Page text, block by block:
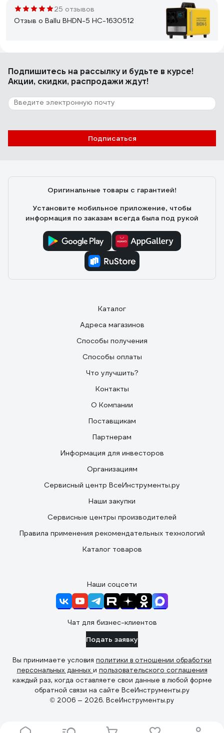
25 отзывов
Отзыв о Ballu BHDN-5 НС-1630512
Не прямой нагрев. Можно использовать в помещении.
Запаха нет.
Отзыв о Ресанта ТЭП-3000К
Заказал еще 2 другу в строящийся дом на первую
Подпишитесь на рассылкуи будьте в курсе!
Акции, скидки, распродажи ждут!
Подписаться
Оригинальные товары с гарантией!
Установите мобильное приложение, чтобы
информация по заказам всегда была под рукой
Каталог
Адреса магазинов
Способы получения
Способы оплаты
Что улучшить?
Контакты
О Компании
Поставщикам
Партнерам
Информация для инвесторов
Организациям
Сервисный центр ВсеИнструменты.ру
Наши закупки
Сервисные центры производителей
Правила применения рекомендательных технологий
Каталог товаров
Наши соцсети
Чат для бизнес-клиентов
Подать заявку
Вы принимаете условия политики в отношении обработки
персональных данных и пользовательского соглашения
каждый раз, когда оставляете свои данные в любой форме
обратной связи на сайте ВсеИнструменты.ру
© 2006 — 2026. ВсеИнструменты.ру